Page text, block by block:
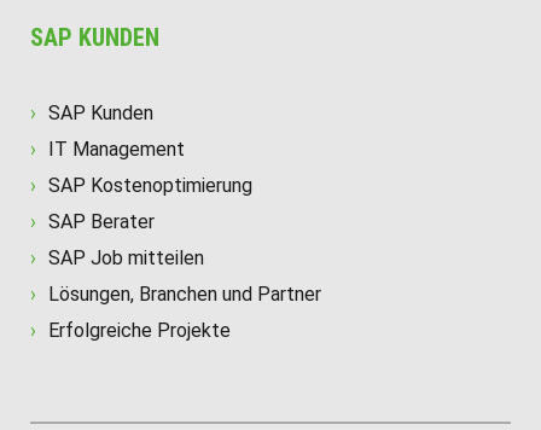
SAP KUNDEN
SAP Kunden
IT Management
SAP Kostenoptimierung
SAP Berater
SAP Job mitteilen
Lösungen, Branchen und Partner
Erfolgreiche Projekte